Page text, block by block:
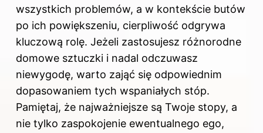
wszystkich problemów, a w kontekście butów
po ich powiększeniu, cierpliwość odgrywa
kluczową rolę. Jeżeli zastosujesz różnorodne
domowe sztuczki i nadal odczuwasz
niewygodę, warto zająć się odpowiednim
dopasowaniem tych wspaniałych stóp.
Pamiętaj, że najważniejsze są Twoje stopy, a
nie tylko zaspokojenie ewentualnego ego,